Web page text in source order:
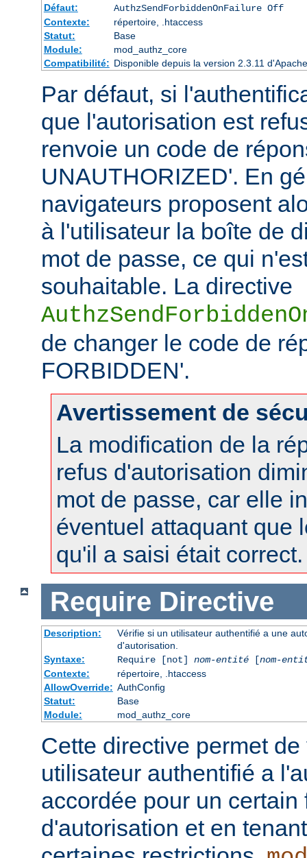
Défaut:
AuthzSendForbiddenOnFailure Off
Contexte:
répertoire, .htaccess
Statut:
Base
Module:
mod_authz_core
Compatibilité: Disponible depuis la version 2.3.11
Par défaut, si
que l'autorisation est
renvoie un code de
UNAUTHORIZED'. En
navigateurs proposent
à l'utilisateur la boîte de
mot de passe, ce qui
souhaitable. La directive
de changer le code de
FORBIDDEN'.
Avertissement de
La modification de la
refus d'autorisation
mot de passe, car elle
éventuel attaquant que
qu'il a saisi était correct.
Require Directive
Description:
Vérifie si un utilisateur authentifié a une
d'autorisation.
Syntaxe:
Require [not] nom-entité[nom-
Contexte:
répertoire, .htaccess
AllowOverride: AuthConfig
Statut:
Base
Module:
mod_authz_core
Cette directive permet
utilisateur authentifié a
accordée pour un certain
d'autorisation et en